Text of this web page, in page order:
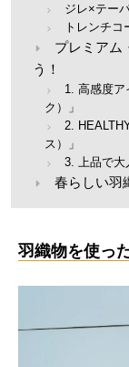
ジレ×テー
トレンチ
プレミアム
う！
1. 高感度ア
ク）」
2.
ス）」
3. 上品で大
春らしい羽
羽織物を使っ